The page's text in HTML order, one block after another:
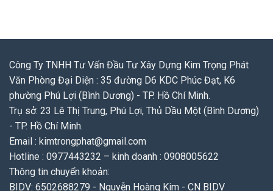
Công Ty TNHH Tư Vấn Đầu Tư Xây Dựng Kim Trọng Phát
Văn Phòng Đại Diện : 35 đường D6 KDC Phúc Đạt, K6
phường Phú Lợi (Bình Dương) - TP. Hồ Chí Minh.
Trụ sở: 23 Lê Thị Trung, Phú Lợi, Thủ Dầu Một (Bình Dương)
- TP. Hồ Chí Minh.
Email : kimtrongphat@gmail.com
Hotline : 0977443232 – kinh doanh : 0908005622
Thông tin chuyển khoản:
BIDV: 6502688279 - Nguyễn Hoàng Kim - CN BIDV